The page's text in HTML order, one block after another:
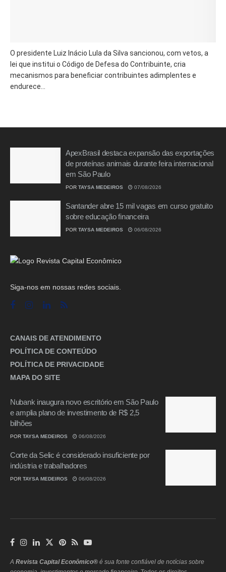
O presidente Luiz Inácio Lula da Silva sancionou, com vetos, a
lei que institui o Código de Defesa do Contribuinte, cria
mecanismos para beneficiar contribuintes adimplentes e
endurece...
ApexBrasil destaca expansão das exportações
de proteínas animais durante feira internacional
em São Paulo
POR TAYSA MEDEIROS 07/08/2026
Santander abre 15 mil vagas em curso gratuito
sobre educação financeira
POR TAYSA MEDEIROS 06/08/2026
Siga-nos em nossas redes sociais.
CANAIS DE ATENDIMENTO
POLÍTICA DE CONTEÚDO
POLÍTICA DE PRIVACIDADE
MAPA DO SITE
Nubank inaugura novo escritório em São Paulo
e amplia plano de investimento de R$ 2,5
bilhões
POR TAYSA MEDEIROS 06/08/2026
Corte da Selic é considerado insuficiente por
indústria e trabalhadores
POR TAYSA MEDEIROS 06/08/2026
A Revista Capital Econômico® é sua fonte confiável de notícias sobre